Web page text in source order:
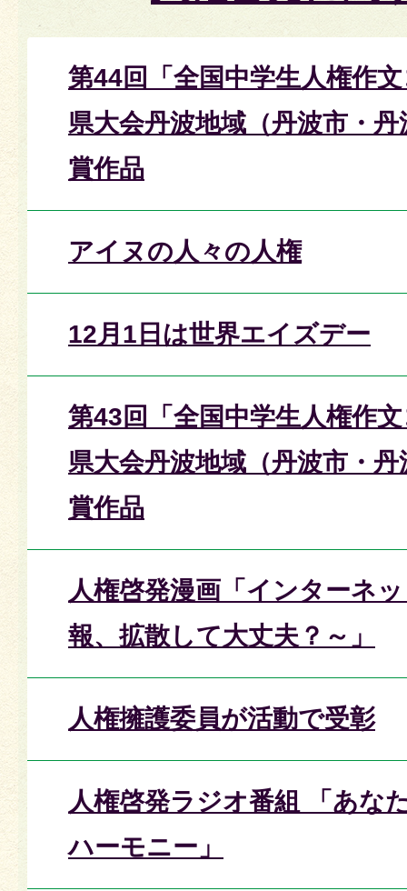
第44回「全国中学生人権作
県大会丹波地域（丹波市・
賞作品
アイヌの人々の人権
12月1日は世界エイズデー
第43回「全国中学生人権作
県大会丹波地域（丹波市・
賞作品
人権啓発漫画「インターネ
報、拡散して大丈夫？～」
人権擁護委員が活動で受彰
人権啓発ラジオ番組 「あな
ハーモニー」